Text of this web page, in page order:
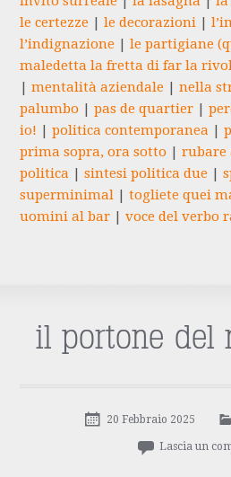
le certezze |le decorazioni |
l’indignazione |le partigiane
maledetta la fretta di far la
|mentalità aziendale |nella
palumbo |pas de quartier |
io! |politica contemporanea |
prima sopra, ora sotto |rubare
politica |sintesi politica due |
superminimal |togliete quei
uomini al bar |voce del verbo
il portone del
20 Febbraio 2025
Lascia un